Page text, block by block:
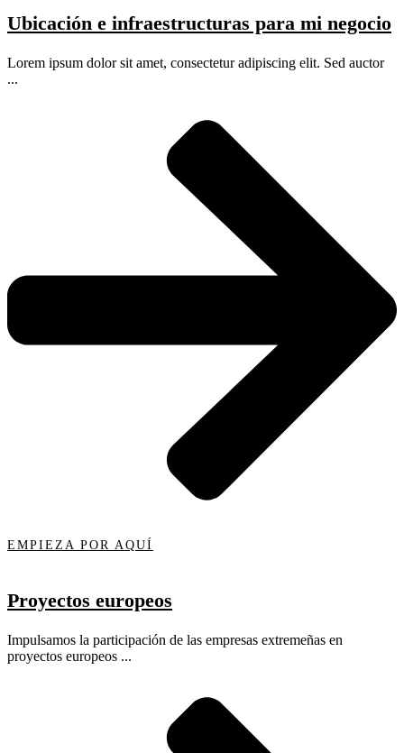
Ubicación e infraestructuras para mi negocio
Lorem ipsum dolor sit amet, consectetur adipiscing elit. Sed auctor
...
EMPIEZA POR AQUÍ
Proyectos europeos
Impulsamos la participación de las empresas extremeñas en
proyectos europeos ...